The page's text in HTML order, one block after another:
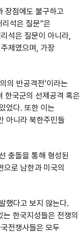
장점에도 불구하고
석은 질문”은
석은 질문이 아니라,
제였으며, 가장
의 반공격전’이라는
한국군의 선제공격 혹은
었다. 또한 이는
아니라 북한주민들
충돌을 통해 형성된
로 남한과 미국의
했다고 보지 않는다.
한국지성들은 전쟁의
전쟁사들은 모두